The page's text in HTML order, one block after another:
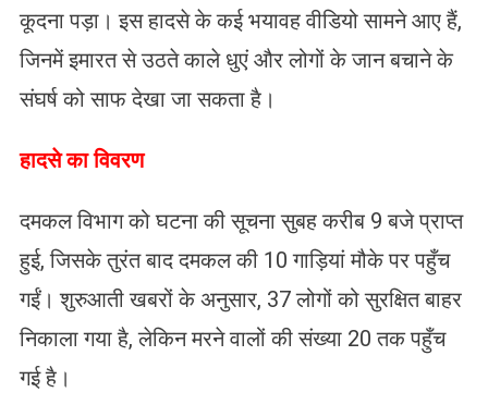
कूदना पड़ा। इस हादसे के कई भयावह वीडियो सामने आए हैं,
जिनमें इमारत से उठते काले धुएं और लोगों के जान बचाने के
संघर्ष को साफ देखा जा सकता है।
​हादसे का विवरण
दमकल विभाग को घटना की सूचना सुबह करीब 9 बजे प्राप्त
हुई, जिसके तुरंत बाद दमकल की 10 गाड़ियां मौके पर पहुँच
गईं। शुरुआती खबरों के अनुसार, 37 लोगों को सुरक्षित बाहर
निकाला गया है, लेकिन मरने वालों की संख्या 20 तक पहुँच
गई है।